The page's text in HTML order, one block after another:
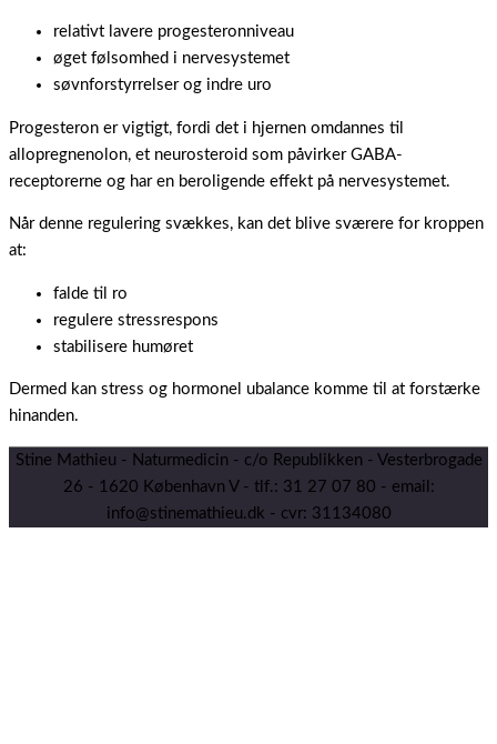
relativt lavere progesteronniveau
øget følsomhed i nervesystemet
søvnforstyrrelser og indre uro
Progesteron er vigtigt, fordi det i hjernen omdannes til
allopregnenolon, et neurosteroid som påvirker GABA-
receptorerne og har en beroligende effekt på nervesystemet.
Når denne regulering svækkes, kan det blive sværere for kroppen
at:
falde til ro
regulere stressrespons
stabilisere humøret
Dermed kan stress og hormonel ubalance komme til at forstærke
hinanden.
Stine Mathieu - Naturmedicin - c/o Republikken - Vesterbrogade
26 - 1620 København V - tlf.: 31 27 07 80 - email:
info@stinemathieu.dk - cvr: 31134080